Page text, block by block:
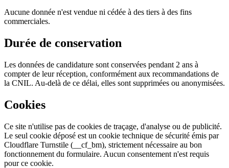
Aucune donnée n'est vendue ni cédée à des tiers à des fins
commerciales.
Durée de conservation
Les données de candidature sont conservées pendant 2 ans à
compter de leur réception, conformément aux recommandations de
la CNIL. Au-delà de ce délai, elles sont supprimées ou anonymisées.
Cookies
Ce site n'utilise pas de cookies de traçage, d'analyse ou de publicité.
Le seul cookie déposé est un cookie technique de sécurité émis par
Cloudflare Turnstile ( __cf_bm), strictement nécessaire au bon
fonctionnement du formulaire. Aucun consentement n'est requis
pour ce cookie.